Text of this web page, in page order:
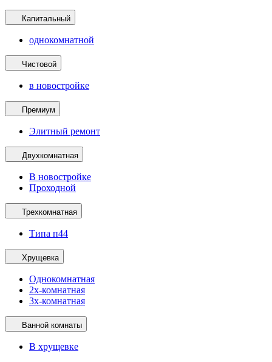
Капитальный
однокомнатной
Чистовой
в новостройке
Премиум
Элитный ремонт
Двухкомнатная
В новостройке
Проходной
Трехкомнатная
Типа п44
Хрущевка
Однокомнатная
2х-комнатная
3х-комнатная
Ванной комнаты
В хрущевке